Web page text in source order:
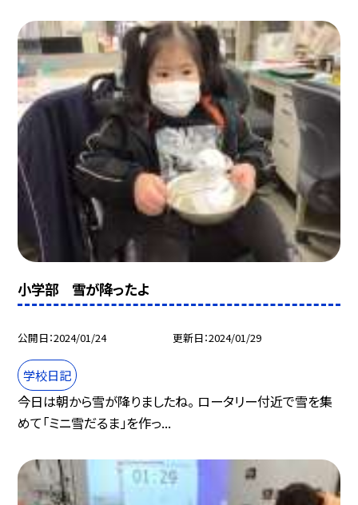
小学部 雪が降ったよ
公開日 2024/01/24 更新日 2024/01/29
学校日記
今日は朝から雪が降りましたね。 ロータリー付近で雪を集
めて「ミニ雪だるま」を作っ...